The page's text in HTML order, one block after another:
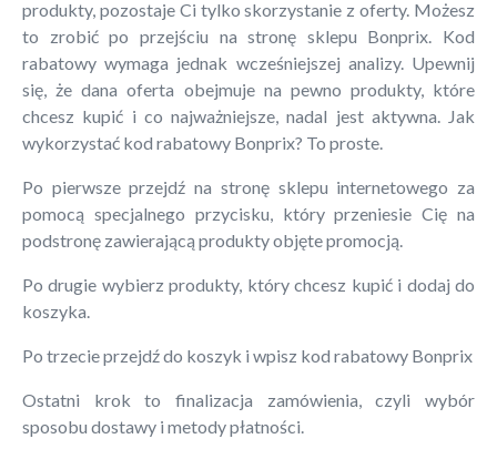
produkty, pozostaje Ci tylko skorzystanie z oferty. Możesz
to zrobić po przejściu na stronę sklepu Bonprix. Kod
rabatowy wymaga jednak wcześniejszej analizy. Upewnij
się, że dana oferta obejmuje na pewno produkty, które
chcesz kupić i co najważniejsze, nadal jest aktywna. Jak
wykorzystać kod rabatowy Bonprix? To proste.
Po pierwsze przejdź na stronę sklepu internetowego za
pomocą specjalnego przycisku, który przeniesie Cię na
podstronę zawierającą produkty objęte promocją.
Po drugie wybierz produkty, który chcesz kupić i dodaj do
koszyka.
Po trzecie przejdź do koszyk i wpisz kod rabatowy Bonprix
Ostatni krok to finalizacja zamówienia, czyli wybór
sposobu dostawy i metody płatności.